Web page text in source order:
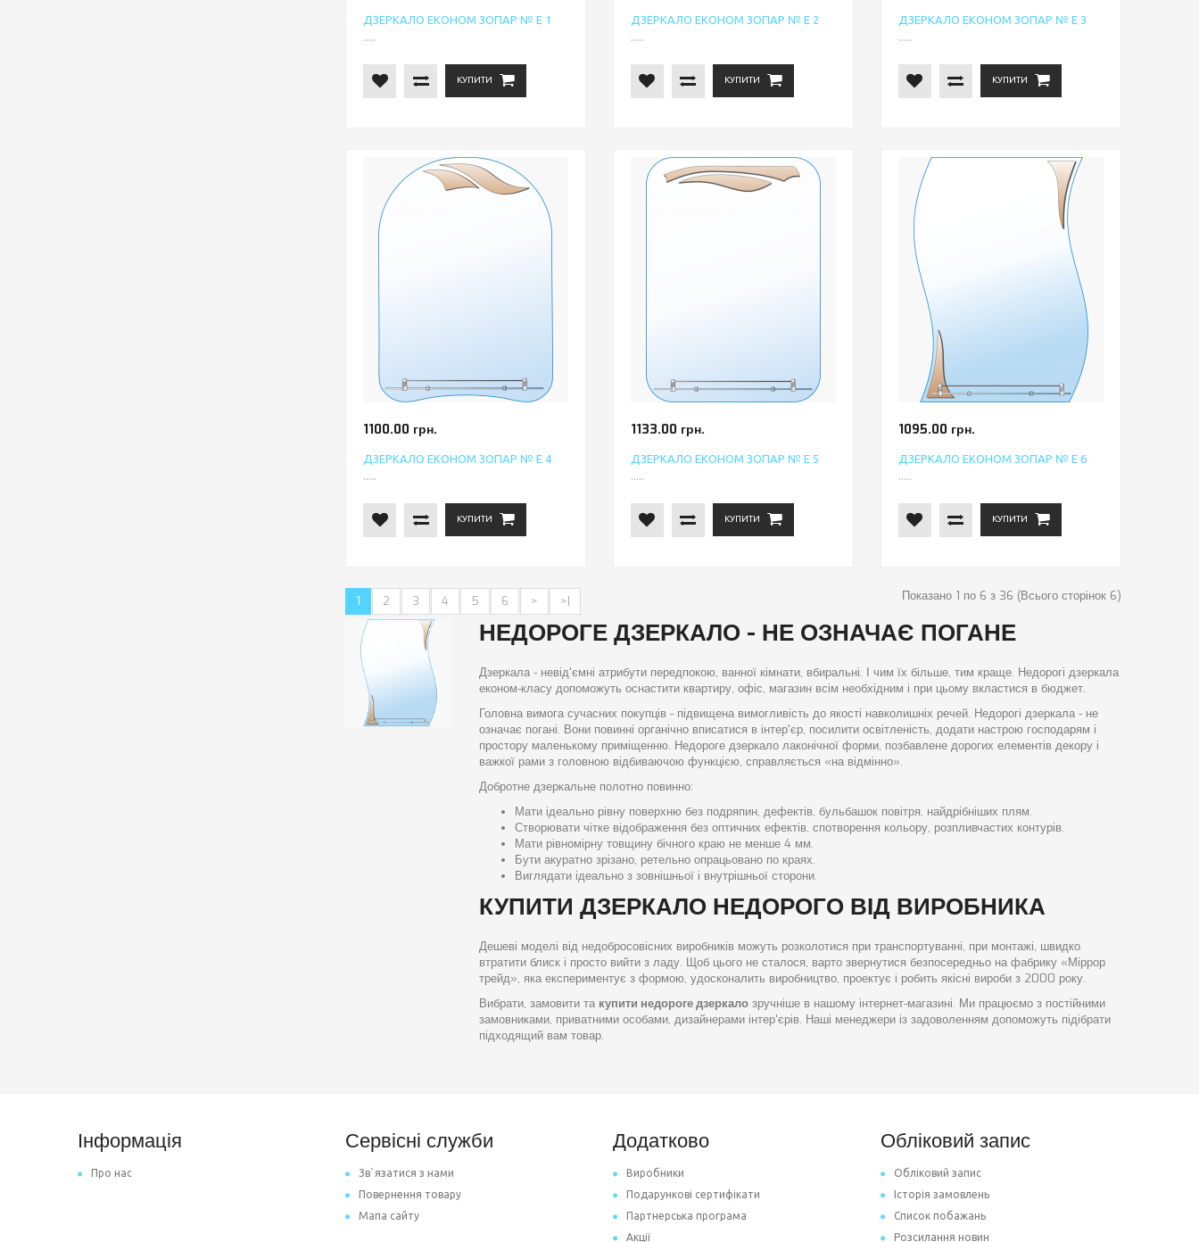
ДЗЕРКАЛО ЕКОНОМ ЗОПАР № Е 1
.....
КУПИТИ
ДЗЕРКАЛО ЕКОНОМ ЗОПАР № Е 2
.....
КУПИТИ
ДЗЕРКАЛО ЕКОНОМ ЗОПАР № Е 3
.....
КУПИТИ
1100.00 грн.
ДЗЕРКАЛО ЕКОНОМ ЗОПАР № Е 4
.....
КУПИТИ
1133.00 грн.
ДЗЕРКАЛО ЕКОНОМ ЗОПАР № Е 5
.....
КУПИТИ
1095.00 грн.
ДЗЕРКАЛО ЕКОНОМ ЗОПАР № Е 6
.....
КУПИТИ
1 2 3 4 5 6 > >| Показано 1 по 6 з 36 (Всього сторінок 6)
НЕДОРОГЕ ДЗЕРКАЛО - НЕ ОЗНАЧАЄ ПОГАНЕ
Дзеркала - невід'ємні атрибути передпокою, ванної кімнати, вбиральні. І чим їх більше, тим краще. Недорогі дзеркала
економ-класу допоможуть оснастити квартиру, офіс, магазин всім необхідним і при цьому вкластися в бюджет.
Головна вимога сучасних покупців - підвищена вимогливість до якості навколишніх речей. Недорогі дзеркала - не
означає погані. Вони повинні органічно вписатися в інтер'єр, посилити освітленість, додати настрою господарям і
простору маленькому приміщенню. Недороге дзеркало лаконічної форми, позбавлене дорогих елементів декору і
важкої рами з головною відбиваючою функцією, справляється «на відмінно».
Добротне дзеркальне полотно повинно:
Мати ідеально рівну поверхню без подряпин, дефектів, бульбашок повітря, найдрібніших плям.
Створювати чітке відображення без оптичних ефектів, спотворення кольору, розпливчастих контурів.
Мати рівномірну товщину бічного краю не менше 4 мм.
Бути акуратно зрізано, ретельно опрацьовано по краях.
Виглядати ідеально з зовнішньої і внутрішньої сторони.
КУПИТИ ДЗЕРКАЛО НЕДОРОГО ВІД ВИРОБНИКА
Дешеві моделі від недобросовісних виробників можуть розколотися при транспортуванні, при монтажі, швидко
втратити блиск і просто вийти з ладу. Щоб цього не сталося, варто звернутися безпосередньо на фабрику «Міррор
трейд», яка експериментує з формою, удосконалить виробництво, проектує і робить якісні вироби з 2000 року.
Вибрати, замовити та купити недороге дзеркалозручніше в нашому інтернет-магазині. Ми працюємо з постійними
замовниками, приватними особами, дизайнерами інтер'єрів. Наші менеджери із задоволенням допоможуть підібрати
підходящий вам товар.
Інформація
Про нас
Сервісні служби
Зв`язатися з нами
Повернення товару
Мапа сайту
Додатково
Виробники
Подарункові сертифікати
Партнерська програма
Акції
Обліковий запис
Обліковий запис
Історія замовлень
Список побажань
Розсилання новин